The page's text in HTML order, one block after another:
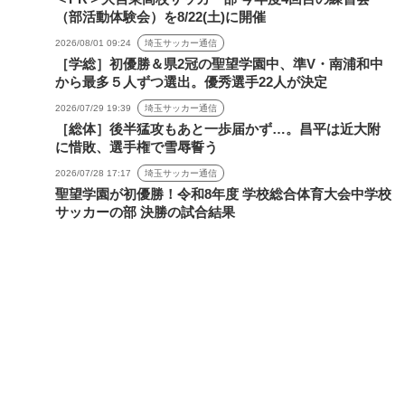
（部活動体験会）を8/22(土)に開催
2026/08/01 09:24 埼玉サッカー通信
［学総］初優勝＆県2冠の聖望学園中、準V・南浦和中
から最多５人ずつ選出。優秀選手22人が決定
2026/07/29 19:39 埼玉サッカー通信
［総体］後半猛攻もあと一歩届かず…。昌平は近大附
に惜敗、選手権で雪辱誓う
2026/07/28 17:17 埼玉サッカー通信
聖望学園が初優勝！令和8年度 学校総合体育大会中学校
サッカーの部 決勝の試合結果